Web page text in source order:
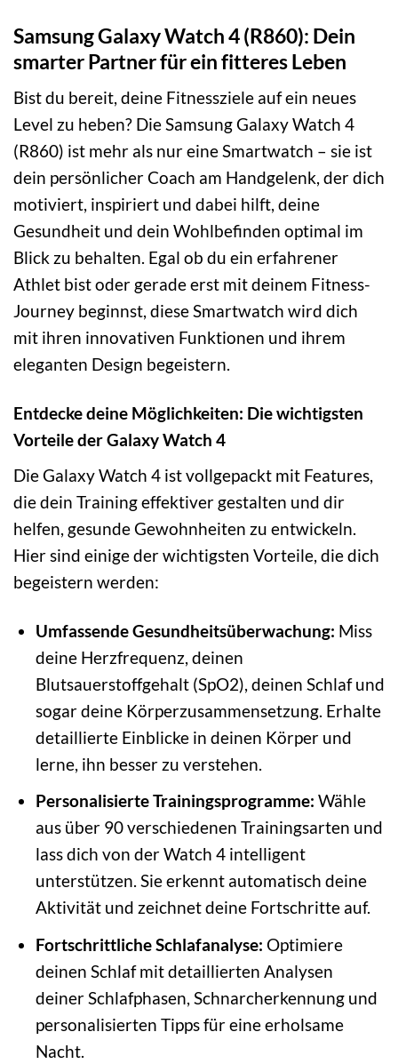
Samsung Galaxy Watch 4 (R860): Dein
smarter Partner für ein fitteres Leben
Bist du bereit, deine Fitnessziele auf ein neues
Level zu heben? Die Samsung Galaxy Watch 4
(R860) ist mehr als nur eine Smartwatch – sie ist
dein persönlicher Coach am Handgelenk, der dich
motiviert, inspiriert und dabei hilft, deine
Gesundheit und dein Wohlbefinden optimal im
Blick zu behalten. Egal ob du ein erfahrener
Athlet bist oder gerade erst mit deinem Fitness-
Journey beginnst, diese Smartwatch wird dich
mit ihren innovativen Funktionen und ihrem
eleganten Design begeistern.
Entdecke deine Möglichkeiten: Die wichtigsten
Vorteile der Galaxy Watch 4
Die Galaxy Watch 4 ist vollgepackt mit Features,
die dein Training effektiver gestalten und dir
helfen, gesunde Gewohnheiten zu entwickeln.
Hier sind einige der wichtigsten Vorteile, die dich
begeistern werden:
Umfassende Gesundheitsüberwachung: Miss
deine Herzfrequenz, deinen
Blutsauerstoffgehalt (SpO2), deinen Schlaf und
sogar deine Körperzusammensetzung. Erhalte
detaillierte Einblicke in deinen Körper und
lerne, ihn besser zu verstehen.
Personalisierte Trainingsprogramme: Wähle
aus über 90 verschiedenen Trainingsarten und
lass dich von der Watch 4 intelligent
unterstützen. Sie erkennt automatisch deine
Aktivität und zeichnet deine Fortschritte auf.
Fortschrittliche Schlafanalyse: Optimiere
deinen Schlaf mit detaillierten Analysen
deiner Schlafphasen, Schnarcherkennung und
personalisierten Tipps für eine erholsame
Nacht.